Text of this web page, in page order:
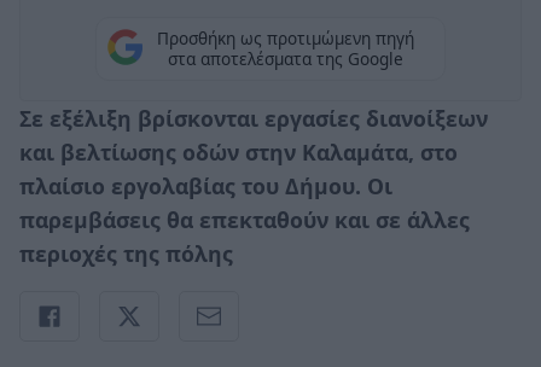
Προσθήκη ως προτιμώμενη πηγή
στα αποτελέσματα της Google
Σε εξέλιξη βρίσκονται εργασίες διανοίξεων
και βελτίωσης οδών στην Καλαμάτα, στο
πλαίσιο εργολαβίας του Δήμου. Οι
παρεμβάσεις θα επεκταθούν και σε άλλες
περιοχές της πόλης